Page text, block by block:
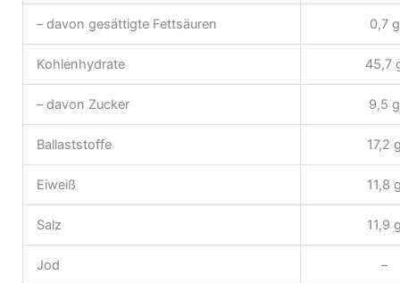
– davon gesättigte Fettsäuren 0,7 g
Kohlenhydrate 45,7
– davon Zucker 9,5 g
Ballaststoffe 17,2
Eiweiß 11,8
Salz 11,9
Jod –